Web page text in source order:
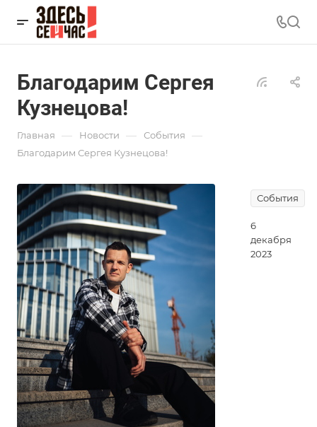
Благодарим Сергея
Кузнецова!
Главная — Новости — События —
Благодарим Сергея Кузнецова!
События
6
декабря
2023